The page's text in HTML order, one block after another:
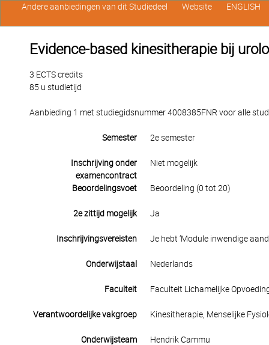
Evidence-based kinesitherapie bij
3 ECTS credits
85 u studietijd
Aanbieding 1 met studiegidsnummer 4008385FNR voor alle
Semester 2e semester
Inschrijving onder
examencontract
Niet mogelijk
Beoordelingsvoet Beoordeling (0 tot 20)
2e zittijd mogelijk Ja
Inschrijvingsvereisten Je hebt ‘Module inwendige
Onderwijstaal Nederlands
Faculteit Faculteit Lichamelijke
Verantwoordelijke vakgroep Kinesitherapie, Menselijke
Onderwijsteam
Hendrik Cammu
Andere aanbiedingen van dit Studiedeel Website ENGLISH